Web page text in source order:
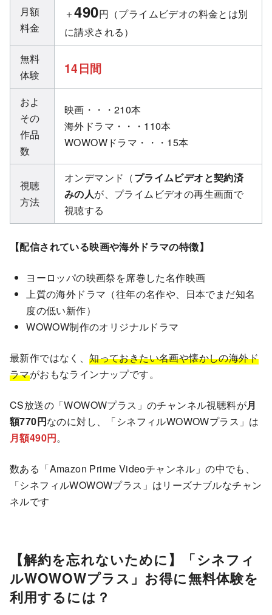
月額
料金
＋490円（プライムビデオの料金とは別
に請求される）
無料
体験
14日間
およ
その
作品
数
映画・・・210本
海外ドラマ・・・110本
WOWOWドラマ・・・15本
視聴
方法
オンデマンド（プライムビデオと契約済
みの人が、プライムビデオの再生画面で
視聴する
【配信されている映画や海外ドラマの特徴】
ヨーロッパの映画祭を席巻した名作映画
上質の海外ドラマ（往年の名作や、日本でまだ知名
度の低い新作）
WOWOW制作のオリジナルドラマ
最新作ではなく、知っておきたい名画や懐かしの海外ド
ラマがおもなラインナップです。
CS放送の「WOWOWプラス」のチャンネル視聴料が月
額770円なのに対し、「シネフィルWOWOWプラス」は
月額490円。
数ある「Amazon Prime Videoチャンネル」の中でも、
「シネフィルWOWOWプラス」はリーズナブルなチャン
ネルです
【解約を忘れないために】「シネフィ
ルWOWOWプラス」お得に無料体験を
利用するには？